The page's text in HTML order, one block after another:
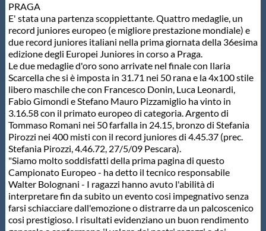
Protezione Civile
Qualità
Sostenibilità
Privacy
Cookie Policy
Archivio News
Flash News
PRAGA
E' stata una partenza scoppiettante. Quattro medaglie, un
record juniores europeo (e migliore prestazione mondiale) e
due record juniores italiani nella prima giornata della 36esima
edizione degli Europei Juniores in corso a Praga.
Le due medaglie d'oro sono arrivate nel finale con Ilaria
Scarcella che si è imposta in 31.71 nei 50 rana e la 4x100 stile
libero maschile che con Francesco Donin, Luca Leonardi,
Fabio Gimondi e Stefano Mauro Pizzamiglio ha vinto in
3.16.58 con il primato europeo di categoria. Argento di
Tommaso Romani nei 50 farfalla in 24.15, bronzo di Stefania
Pirozzi nei 400 misti con il record juniores di 4.45.37 (prec.
Stefania Pirozzi, 4.46.72, 27/5/09 Pescara).
"Siamo molto soddisfatti della prima pagina di questo
Campionato Europeo - ha detto il tecnico responsabile
Walter Bolognani - I ragazzi hanno avuto l'abilità di
interpretare fin da subito un evento cosi impegnativo senza
farsi schiacciare dall'emozione o distrarre da un palcoscenico
cosi prestigioso. I risultati evidenziano un buon rendimento